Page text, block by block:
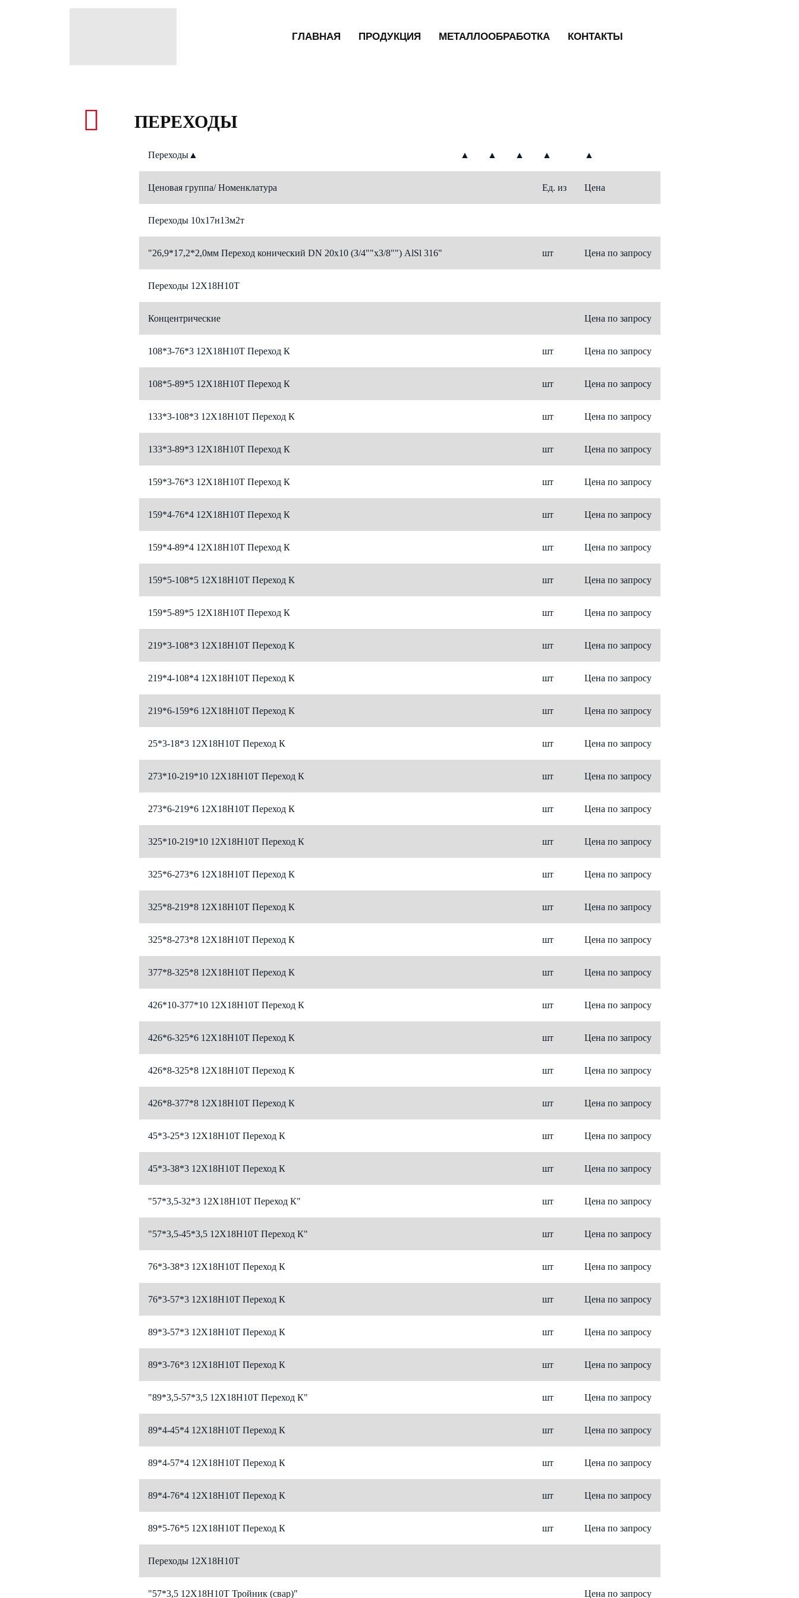
ГЛАВНАЯ ПРОДУКЦИЯ МЕТАЛЛООБРАБОТКА КОНТАКТЫ
ПЕРЕХОДЫ
Переходы▲ ▲ ▲ ▲ ▲ ▲
Ценовая группа/ Номенклатура Ед. из Цена
Переходы 10х17н13м2т
"26,9*17,2*2,0мм Переход конический DN 20х10 (З/4""хЗ/8"") АlSl 316" шт Цена по запросу
Переходы 12Х18Н10Т
Концентрические Цена по запросу
108*3-76*3 12Х18Н10Т Переход К шт Цена по запросу
108*5-89*5 12Х18Н10Т Переход К шт Цена по запросу
133*3-108*3 12Х18Н10Т Переход К шт Цена по запросу
133*3-89*3 12Х18Н10Т Переход К шт Цена по запросу
159*3-76*3 12Х18Н10Т Переход К шт Цена по запросу
159*4-76*4 12Х18Н10Т Переход К шт Цена по запросу
159*4-89*4 12Х18Н10Т Переход К шт Цена по запросу
159*5-108*5 12Х18Н10Т Переход К шт Цена по запросу
159*5-89*5 12Х18Н10Т Переход К шт Цена по запросу
219*3-108*3 12Х18Н10Т Переход К шт Цена по запросу
219*4-108*4 12Х18Н10Т Переход К шт Цена по запросу
219*6-159*6 12Х18Н10Т Переход К шт Цена по запросу
25*3-18*3 12Х18Н10Т Переход К шт Цена по запросу
273*10-219*10 12Х18Н10Т Переход К шт Цена по запросу
273*6-219*6 12Х18Н10Т Переход К шт Цена по запросу
325*10-219*10 12Х18Н10Т Переход К шт Цена по запросу
325*6-273*6 12Х18Н10Т Переход К шт Цена по запросу
325*8-219*8 12Х18Н10Т Переход К шт Цена по запросу
325*8-273*8 12Х18Н10Т Переход К шт Цена по запросу
377*8-325*8 12Х18Н10Т Переход К шт Цена по запросу
426*10-377*10 12Х18Н10Т Переход К шт Цена по запросу
426*6-325*6 12Х18Н10Т Переход К шт Цена по запросу
426*8-325*8 12Х18Н10Т Переход К шт Цена по запросу
426*8-377*8 12Х18Н10Т Переход К шт Цена по запросу
45*3-25*3 12Х18Н10Т Переход К шт Цена по запросу
45*3-38*3 12Х18Н10Т Переход К шт Цена по запросу
"57*3,5-32*3 12Х18Н10Т Переход К" шт Цена по запросу
"57*3,5-45*3,5 12Х18Н10Т Переход К" шт Цена по запросу
76*3-38*3 12Х18Н10Т Переход К шт Цена по запросу
76*3-57*3 12Х18Н10Т Переход К шт Цена по запросу
89*3-57*3 12Х18Н10Т Переход К шт Цена по запросу
89*3-76*3 12Х18Н10Т Переход К шт Цена по запросу
"89*3,5-57*3,5 12Х18Н10Т Переход К" шт Цена по запросу
89*4-45*4 12Х18Н10Т Переход К шт Цена по запросу
89*4-57*4 12Х18Н10Т Переход К шт Цена по запросу
89*4-76*4 12Х18Н10Т Переход К шт Цена по запросу
89*5-76*5 12Х18Н10Т Переход К шт Цена по запросу
Переходы 12Х18Н10Т
"57*3,5 12Х18Н10Т Тройник (свар)" Цена по запросу